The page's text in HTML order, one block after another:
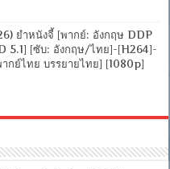
ยำหนังจี้ [พากย์: อังกฤษ DDP
5.1] [ซับ: อังกฤษ/ไทย]-[H264]-
กย์ไทย บรรยายไทย] [1080p]